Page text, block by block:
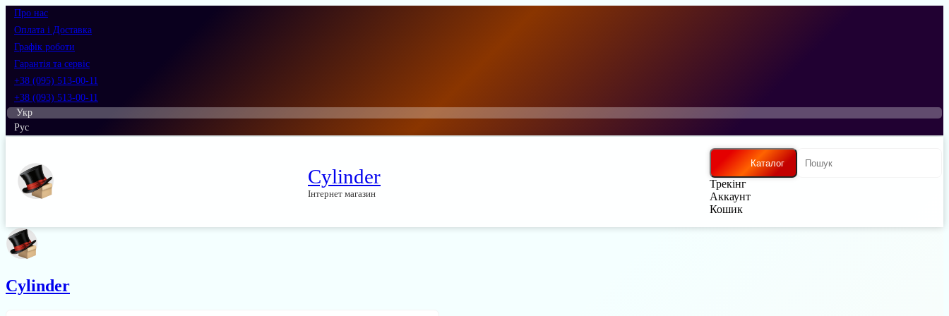
Про нас
Оплата і Доставка
Графік роботи
Гарантія та сервіс
+38 (095) 513-00-11
+38 (093) 513-00-11
Укр
Рус
Cylinder
Інтернет магазин
Каталог
Трекінг
Аккаунт
Кошик
Cylinder